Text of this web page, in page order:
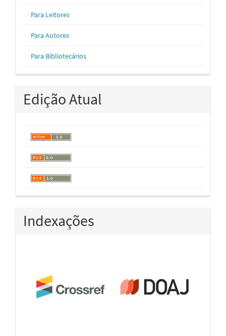
Para Leitores
Para Autores
Para Bibliotecários
Edição Atual
Indexações